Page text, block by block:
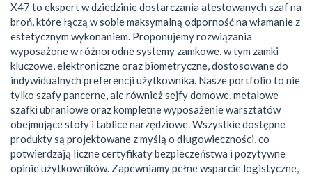
X47 to ekspert w dziedzinie dostarczania atestowanych szaf na
broń, które łączą w sobie maksymalną odporność na włamanie z
estetycznym wykonaniem. Proponujemy rozwiązania
wyposażone w różnorodne systemy zamkowe, w tym zamki
kluczowe, elektroniczne oraz biometryczne, dostosowane do
indywidualnych preferencji użytkownika. Nasze portfolio to nie
tylko szafy pancerne, ale również sejfy domowe, metalowe
szafki ubraniowe oraz kompletne wyposażenie warsztatów
obejmujące stoły i tablice narzędziowe. Wszystkie dostępne
produkty są projektowane z myślą o długowieczności, co
potwierdzają liczne certyfikaty bezpieczeństwa i pozytywne
opinie użytkowników. Zapewniamy pełne wsparcie logistyczne,